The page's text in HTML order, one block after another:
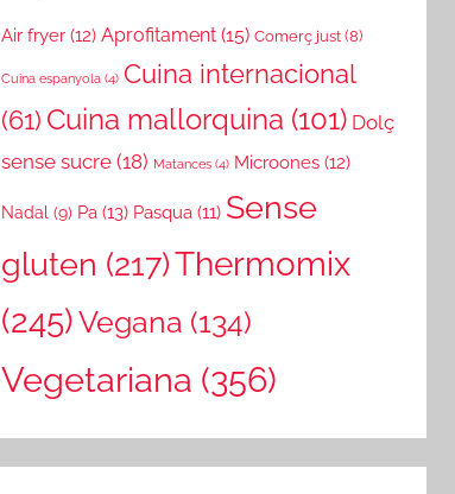
Air fryer (12) Aprofitament (15) Comerç just (8)
Cuina espanyola (4) Cuina internacional
(61) Cuina mallorquina (101) Dolç
sense sucre (18) Matances (4) Microones (12)
Nadal (9) Pa (13) Pasqua (11) Sense
gluten (217)Thermomix
(245)Vegana (134)
Vegetariana (356)